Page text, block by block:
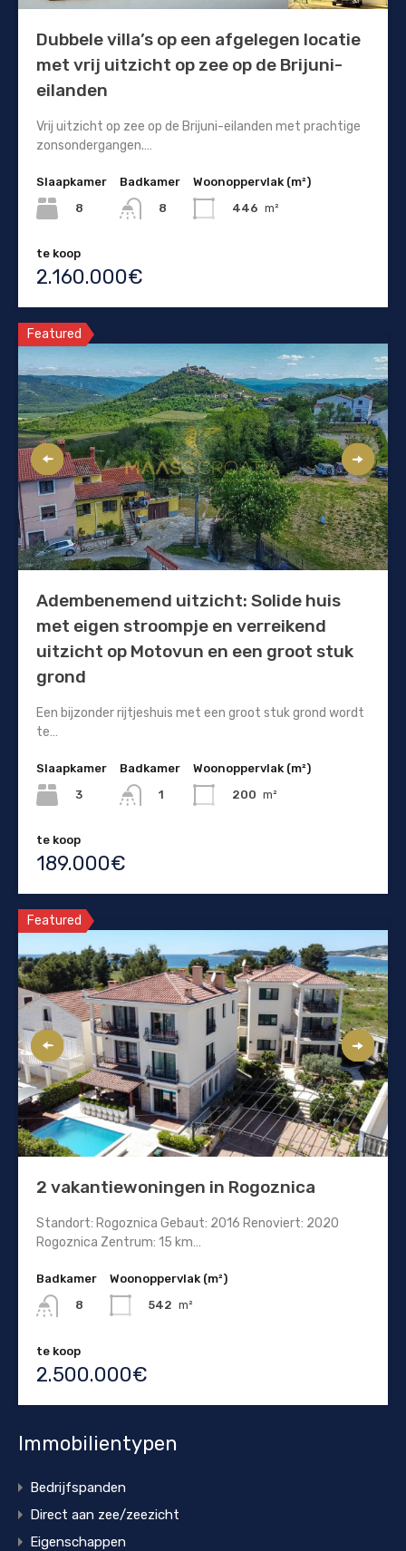
Dubbele villa’s op een afgelegen locatie
met vrij uitzicht op zee op de Brijuni-
eilanden
Vrij uitzicht op zee op de Brijuni-eilanden met prachtige
zonsondergangen.…
Slaapkamer
8
Badkamer
8
Woonoppervlak (m²)
446 m²
te koop
2.160.000€
Featured
Adembenemend uitzicht: Solide huis
met eigen stroompje en verreikend
uitzicht op Motovun en een groot stuk
grond
Een bijzonder rijtjeshuis met een groot stuk grond wordt
te…
Slaapkamer
3
Badkamer
1
Woonoppervlak (m²)
200 m²
te koop
189.000€
Featured
2 vakantiewoningen in Rogoznica
Standort: Rogoznica Gebaut: 2016 Renoviert: 2020
Rogoznica Zentrum: 15 km…
Badkamer
8
Woonoppervlak (m²)
542 m²
te koop
2.500.000€
Immobilientypen
Bedrijfspanden
Direct aan zee/zeezicht
Eigenschappen